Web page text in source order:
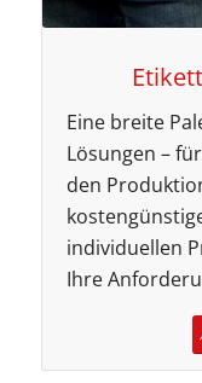
Eine breite
Lösungen –
den
individuellen
Ihre